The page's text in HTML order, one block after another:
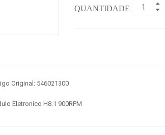
QUANTIDADE :
Original: 546021300
Eletronico H8.1 900RPM